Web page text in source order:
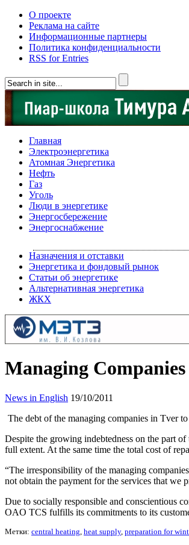
О проекте
Реклама на сайте
Информационные партнеры
Политика конфиденциальности
RSS for Entries
Главная
Электроэнергетика
Атомная Энергетика
Нефть
Газ
Уголь
Люди в энергетике
Энергосбережение
Энергоснабжение
Назначения и отставки
Энергетика и фондовый рынок
Статьи об энергетике
Альтернативная энергетика
ЖКХ
Managing
News in English 19/10/2011
The debt of the managing companies in Tver
Despite the growing indebtedness on the part
full extent. At the same time the total cost of
“The irresponsibility of the managing
not obtain the payment for the services that
Due to socially responsible and conscientious
OAO TCS fulfills its commitments to its
Метки: central heating, heat supply, preparation for